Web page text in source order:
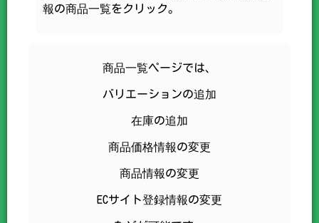
報の商品一覧をクリック。
商品一覧ページでは、
バリエーションの追加
在庫の追加
商品価格情報の変更
商品情報の変更
ECサイト登録情報の変更